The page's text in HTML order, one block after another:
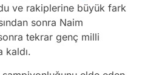
ve rakiplerine büyük fark
sonra Naim
tekrar genç milli
kaldı.